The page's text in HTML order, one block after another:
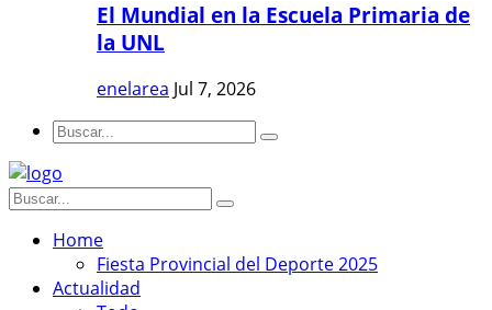
El Mundial en la Escuela Primaria de
la UNL
enelarea Jul 7, 2026
Home
Fiesta Provincial del Deporte 2025
Actualidad